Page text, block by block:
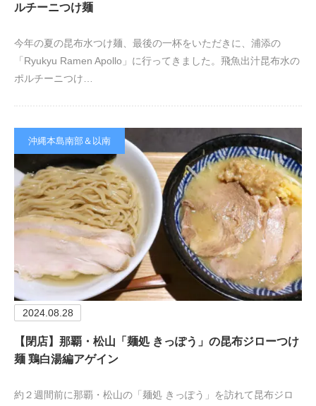
ルチーニつけ麺
今年の夏の昆布水つけ麺、最後の一杯をいただきに、浦添の
「Ryukyu Ramen Apollo」に行ってきました。飛魚出汁昆布水の
ポルチーニつけ…
沖縄本島南部＆以南
2024.08.28
【閉店】那覇・松山「麺処 きっぽう」の昆布ジローつけ
麺 鶏白湯編アゲイン
約２週間前に那覇・松山の「麺処 きっぽう」を訪れて昆布ジロ